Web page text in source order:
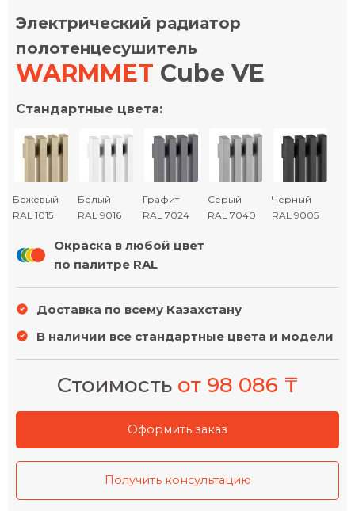
Электрический радиатор
полотенцесушитель
WARMMET Cube VE
Стандартные цвета:
Бежевый
RAL 1015
Белый
RAL 9016
Графит
RAL 7024
Серый
RAL 7040
Черный
RAL 9005
Окраска в любой цвет
по палитре RAL
Доставка по всему Казахстану
В наличии все стандартные цвета и модели
Стоимость от 98 086 ₸
Оформить заказ
Получить консультацию